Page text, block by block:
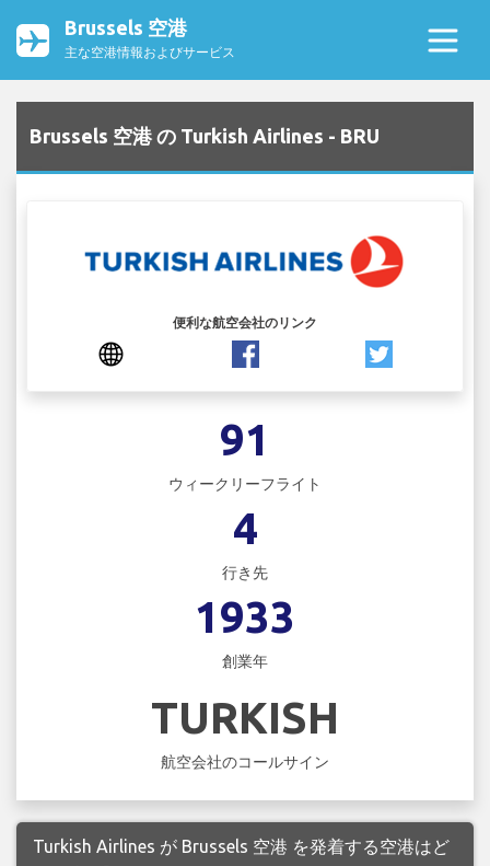
Brussels 空港
主な空港情報およびサービス
Brussels 空港 の Turkish Airlines - BRU
便利な航空会社のリンク
91
ウィークリーフライト
4
行き先
1933
創業年
TURKISH
航空会社のコールサイン
Turkish Airlines が Brussels 空港 を発着する空港はど